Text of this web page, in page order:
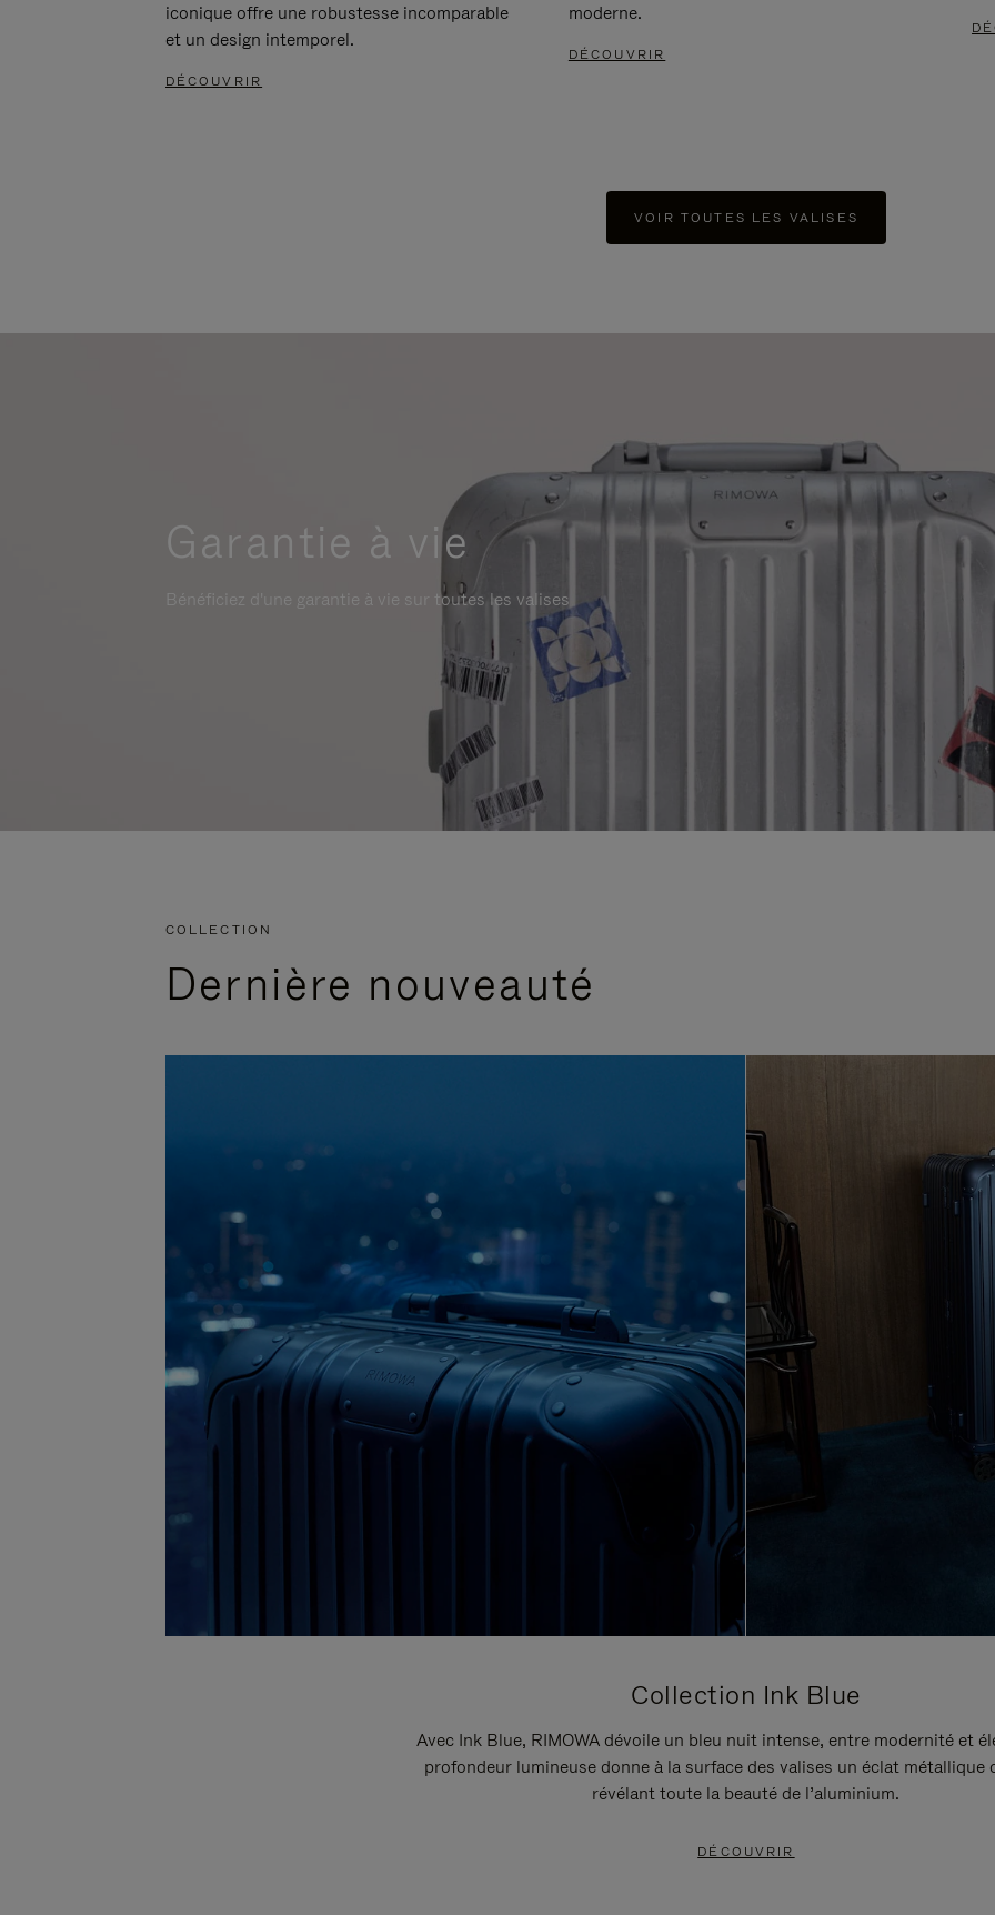
iconique offre une robustesse incomparable
et un design intemporel.
DÉCOUVRIR
moderne.
DÉCOUVRIR
VOIR TOUTES LES VALISES
Garantie à vie
Bénéficiez d'une garantie à vie sur toutes les valises
COLLECTION
Dernière nouveauté
Collection Ink Blue
Avec Ink Blue, RIMOWA dévoile un bleu nuit intense, entre modernité et
profondeur lumineuse donne à la surface des valises un éclat métallique
révélant toute la beauté de l’aluminium.
DÉCOUVRIR